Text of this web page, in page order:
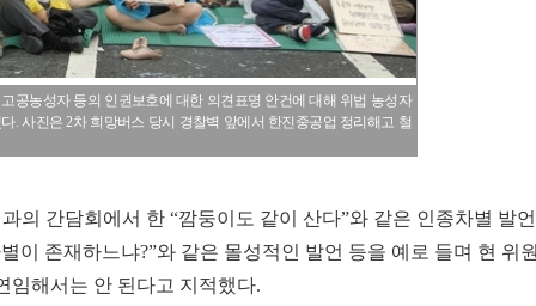
공농성자 등의 인권보호에 대한 의견표명 안건에 대해 위법 농성자
. 사진은 2차 희망버스 당시 경찰벽 앞에서 한진중공업 정리해고 철
의 간담회에서 한 “깜둥이도 같이 산다”와 같은 인종차별 발
이 존재하느냐?”와 같은 몰성적인 발언 등을 예로 들며 현 위
임해서는 안 된다고 지적했다.